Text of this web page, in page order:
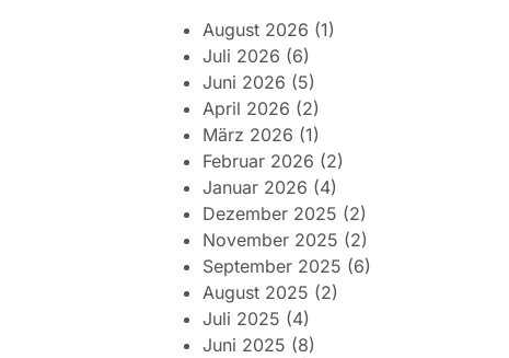
August 2026 (1)
Juli 2026 (6)
Juni 2026 (5)
April 2026 (2)
März 2026 (1)
Februar 2026 (2)
Januar 2026 (4)
Dezember 2025 (2)
November 2025 (2)
September 2025 (6)
August 2025 (2)
Juli 2025 (4)
Juni 2025 (8)